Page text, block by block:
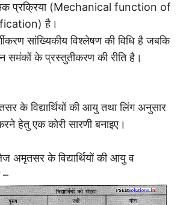
प्रक्रिया (Mechanical function of
है।
सांख्यिकीय विश्लेषण की विधि है जबकि
समंकों के प्रस्तुतीकरण की रीति है।
के विद्यार्थियों की आयु तथा लिंग अनुसार
हेतु एक कोरी सारणी बनाइए।
अमृतसर के विद्यार्थियों की आयु व
–